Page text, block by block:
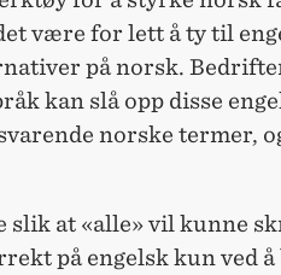
være for lett å ty til
på norsk.
kan slå opp disse
norske termer,
slik at «alle» vil kunne
på engelsk kun ved å